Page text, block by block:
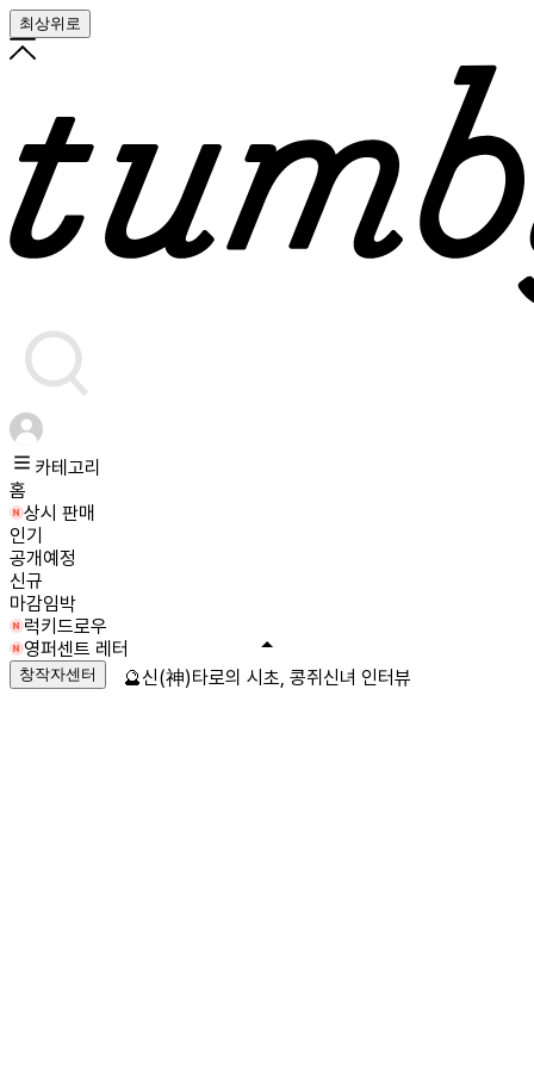
최상위로
카테고리
홈
상시 판매
인기
공개예정
신규
마감임박
럭키드로우
영퍼센트 레터
창작자센터 🔮신(神)타로의 시초, 콩쥐신녀 인터뷰